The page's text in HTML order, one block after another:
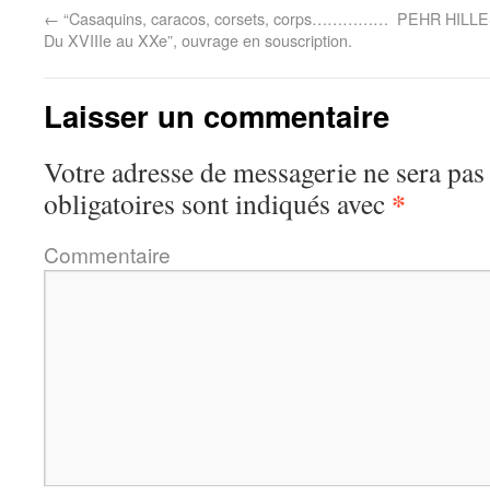
← “Casaquins, caracos, corsets, corps……………
Du XVIIIe au XXe”, ouvrage en souscription.
PEHR
Laisser un commentaire
Votre adresse de messagerie ne sera
obligatoires sont indiqués avec *
Commentaire